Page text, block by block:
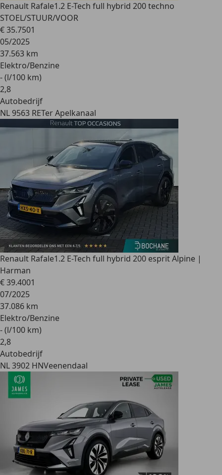
Renault Rafale1.2 E-Tech full hybrid 200 techno
STOEL/STUUR/VOOR
€ 35.7501
05/2025
37.563 km
Elektro/Benzine
- (l/100 km)
2,8
Autobedrijf
NL 9563 RETer Apelkanaal
Renault Rafale1.2 E-Tech full hybrid 200 esprit Alpine |
Harman
€ 39.4001
07/2025
37.086 km
Elektro/Benzine
- (l/100 km)
2,8
Autobedrijf
NL 3902 HNVeenendaal